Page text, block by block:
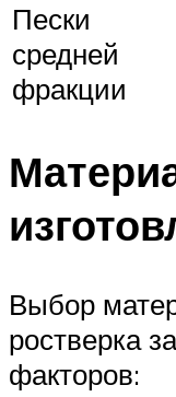
Пески
средней
фракции
Выбор
ростверка
факторов: